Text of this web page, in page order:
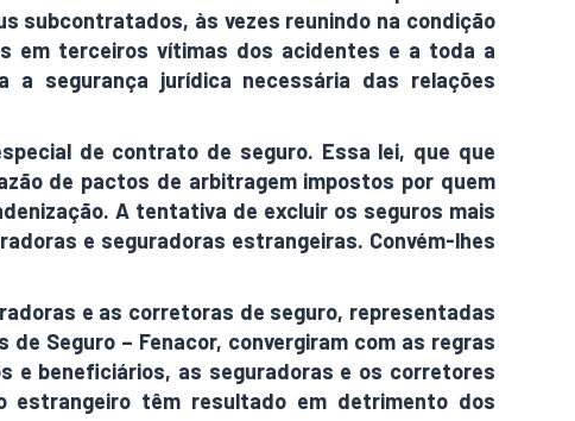
subcontratados, às vezes reunindo na condição
em terceiros vítimas dos acidentes e a toda a
segurança jurídica necessária das relações
de contrato de seguro. Essa lei, que que
de pactos de arbitragem impostos por quem
A tentativa de excluir os seguros mais
e seguradoras estrangeiras. Convém-lhes
e as corretoras de seguro, representadas
Seguro – Fenacor, convergiram com as regras
e beneficiários, as seguradoras e os corretores
estrangeiro têm resultado em detrimento dos